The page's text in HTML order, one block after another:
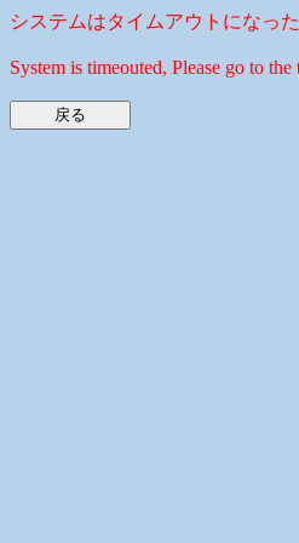
システムはタイムアウトになっ
System is timeouted, Please go to the